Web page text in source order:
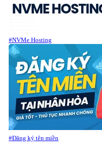
#NVMe Hosting
#Đăng ký tên miền